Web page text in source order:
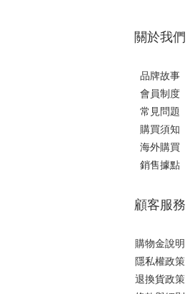
關於我們
品牌故事
會員制度
常見問題
購買須知
海外購買
銷售據點
顧客服務
購物金說明
隱私權政策
退換貨政策